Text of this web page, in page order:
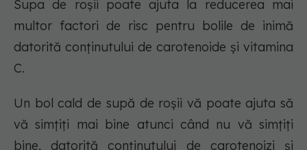
Supa de roșii poate ajuta la reducerea mai
multor factori de risc pentru bolile de inimă
datorită conținutului de carotenoide și vitamina
C.
Un bol cald de supă de roșii vă poate ajuta să
vă simțiți mai bine atunci când nu vă simțiți
bine, datorită conținutului de carotenoizi și